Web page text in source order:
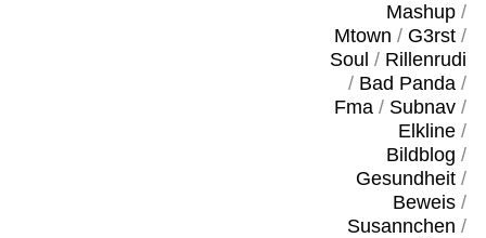
Mashup/
Mtown / G3rst/
Soul / Rillenrudi
/ Bad Panda/
Fma/ Subnav/
Elkline/
Bildblog /
Gesundheit/
Beweis/
Susannchen /